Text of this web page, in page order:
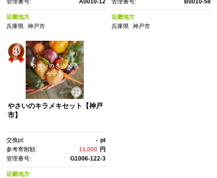
ンジ 野菜
管理番号:
A0010-12
近畿地方
兵庫県
神戸市
管理番号:
B0010-58
近畿地方
兵庫県 神戸市
やさいのキラメキセット【神戸
市】
交換pt: - pt
参考寄附額:
11,000 円
管理番号:
G1006-122-3
近畿地方